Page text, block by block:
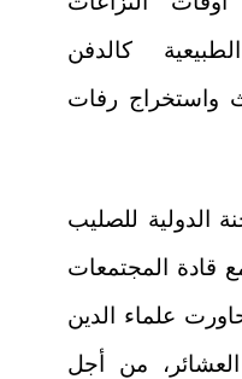
كالدفن
واستخراج رفات
الدولية للصليب
قادة المجتمعات
علماء الدين
من أجل